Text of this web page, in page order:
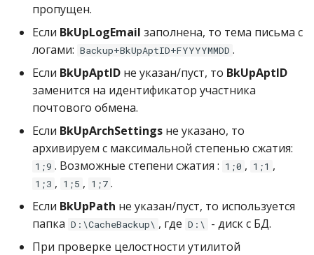
пропущен.
Если BkUpLogEmail заполнена, то тема письма с
логами: Backup+BkUpAptID+FYYYYMMDD .
Если BkUpAptID не указан/пуст, то BkUpAptID
заменится на идентификатор участника
почтового обмена.
Если BkUpArchSettings не указано, то
архивируем с максимальной степенью сжатия:
1;9 . Возможные степени сжатия : 1;0 , 1;1 ,
1;3 , 1;5 , 1;7 .
Если BkUpPath не указан/пуст, то используется
папка D:\CacheBackup\ , где D:\
- диск с БД.
При проверке целостности утилитой